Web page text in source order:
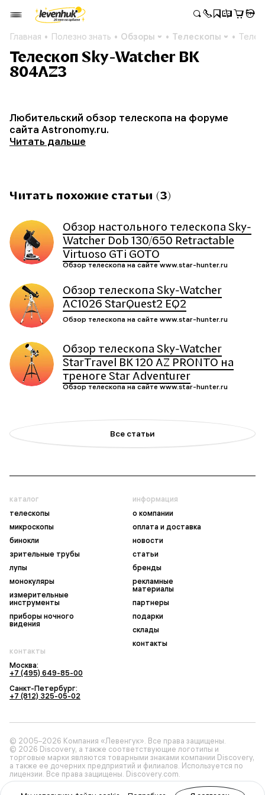
Главная Полезно знать Обзоры Телескопы
Телескоп Sky-Watcher BK
804AZ3
Любительский обзор телескопа на форуме
сайта Astronomy.ru.
Читать дальше
Читать похожие статьи (3)
Обзор настольного телескопа Sky-
Watcher Dob 130/650 Retractable
Virtuoso GTi GOTO
Обзор телескопа на сайте www.star-hunter.ru
Обзор телескопа Sky-Watcher
AC1026 StarQuest2 EQ2
Обзор телескопа на сайте www.star-hunter.ru
Обзор телескопа Sky-Watcher
StarTravel BK 120 AZ PRONTO на
треноге Star Adventurer
Обзор телескопа на сайте www.star-hunter.ru
Все статьи
каталог
телескопы
микроскопы
бинокли
зрительные трубы
лупы
монокуляры
измерительные
инструменты
приборы ночного
видения
информация
о компании
оплата и доставка
новости
статьи
бренды
рекламные
материалы
партнеры
подарки
склады
контакты
контакты
Москва:
+7 (495) 649-85-00
Санкт-Петербург:
+7 (812) 325-05-02
© 2005–2026 Компания «Левенгук». Все права защищены.
© 2026 Discovery, а также соответствующие логотипы и
торговые марки являются товарными знаками компании Discovery,
а также ее дочерних предприятий и филиалов. Используется по
лицензии. Все права защищены. Discovery.com.